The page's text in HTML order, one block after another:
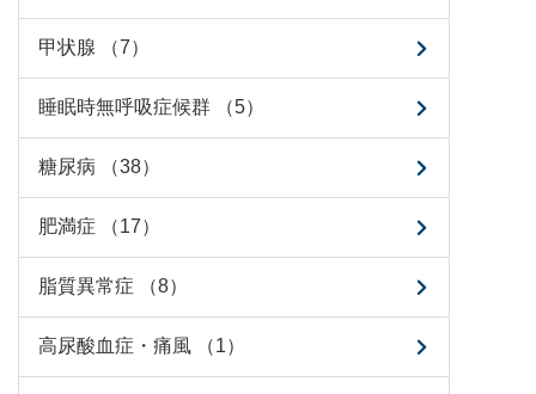
甲状腺 （7）
睡眠時無呼吸症候群 （5）
糖尿病 （38）
肥満症 （17）
脂質異常症 （8）
高尿酸血症・痛風 （1）